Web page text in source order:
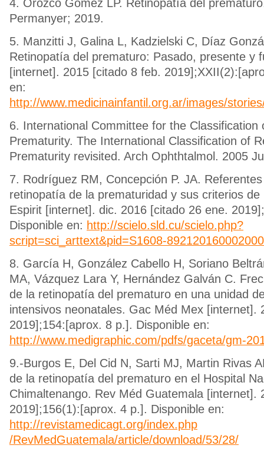
4. Orozco Gómez LP. Retinopatía del
Permanyer; 2019.
5. Manzitti J, Galina L, Kadzielski C, Díaz
Retinopatía del prematuro: Pasado, presente y
[internet]. 2015 [citado 8 feb.
en:
http://www.medicinainfantil.org.ar/images/
6. International Committee for the Classification
Prematurity. The International Classification of
Prematurity revisited. Arch Ophthtalmol. 2005
7. Rodríguez RM, Concepción P. JA.
retinopatía de la prematuridad y sus criterios
Espirit [internet]. dic. 2016 [citado 26 ene.
Disponible en: http://scielo.sld.cu/scielo.php?
script=sci_arttext&pid=S1608-
8. García H, González Cabello H, Soriano
MA, Vázquez Lara Y, Hernández Galván C.
de la retinopatía del prematuro en una unidad
intensivos neonatales. Gac Méd Mex [internet].
2019];154:[aprox. 8 p.]. Disponible en:
http://www.medigraphic.com/pdfs/gaceta/gm-
9.-Burgos E, Del Cid N, Sarti MJ, Martin Rivas
de la retinopatía del prematuro en el Hospital
Chimaltenango. Rev Méd Guatemala [internet].
2019];156(1):[aprox. 4 p.]. Disponible en:
http://revistamedicagt.org/index.php
/RevMedGuatemala/article/download/53/28/